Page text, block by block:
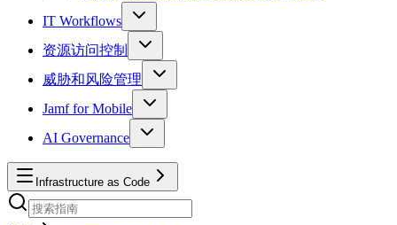
IT Workflows
资源访问控制
威胁和风险管理
Jamf for Mobile
AI Governance
Infrastructure as Code